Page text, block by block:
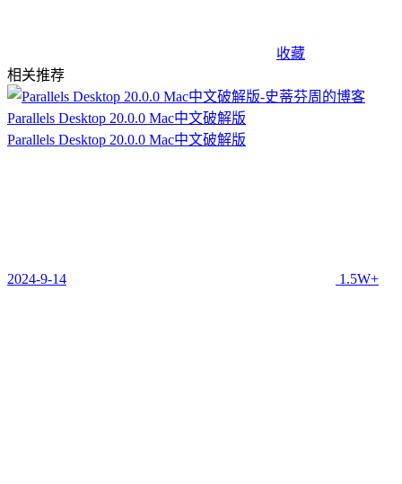
收藏
相关推荐
Parallels Desktop 20.0.0 Mac中文破解版
Parallels Desktop 20.0.0 Mac中文破解版
2024-9-14 1.5W+